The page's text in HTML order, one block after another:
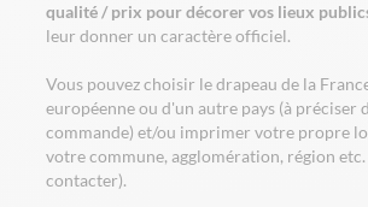
qualité / prix pour décorer vos lieux
leur donner un caractère officiel.
Vous pouvez choisir le drapeau de la
européenne ou d'un autre pays (à préciser
commande) et/ou imprimer votre propre
votre commune, agglomération, région etc.
contacter).